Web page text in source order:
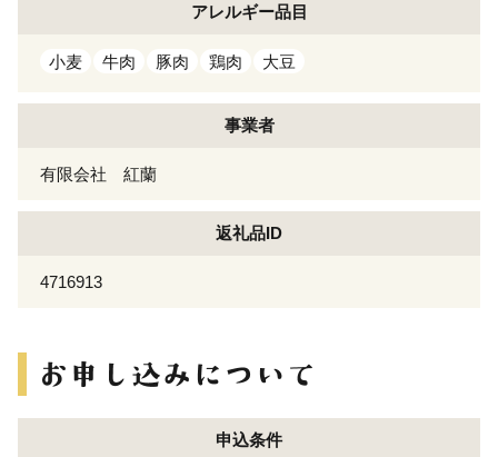
アレルギー品目
小麦 牛肉 豚肉 鶏肉 大豆
事業者
有限会社 紅蘭
返礼品ID
4716913
申込条件